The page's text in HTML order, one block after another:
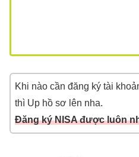
Khi nào cần đăng ký tài
thì Up hồ sơ lên nha.
Đăng ký NISA được luôn